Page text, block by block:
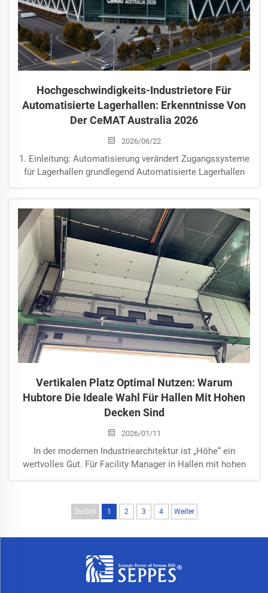
Hochgeschwindigkeits-Industrietore Für
Automatisierte Lagerhallen: Erkenntnisse Von
Der CeMAT Australia 2026
2026/06/22
1. Einleitung: Automatisierung verändert Zugangssysteme
für Lagerhallen grundlegend Automatisierte Lagerhallen
(Automated Guided Vehicles), Gabelstaplern,
Förderbändern...
Vertikalen Platz Optimal Nutzen: Warum
Hubtore Die Ideale Wahl Für Hallen Mit Hohen
Decken Sind
2026/01/11
In der modernen Industriearchitektur ist „Höhe“ ein
wertvolles Gut. Für Facility Manager in Hallen mit hohen
großflächiges Industrietor, ohne Laufkrane,
Beleuchtungssysteme oder Lüftungskanäle zu behindern?
Zurück 1 2 3 4 Weiter